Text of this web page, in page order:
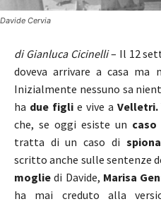
Davide Cervia
di Gianluca Cicinelli– Il 12
doveva arrivare a casa
Inizialmente nessuno sa
ha due figlie vive a Velletri.
che, se oggi esiste un caso
tratta di un caso di
scritto anche sulle sentenze
moglie di Davide, Marisa
ha mai creduto alla